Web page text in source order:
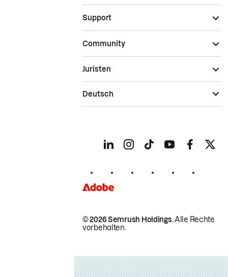
Support
Community
© 2026 Semrush Holdings.Alle Rechte
vorbehalten.
Juristen
Deutsch